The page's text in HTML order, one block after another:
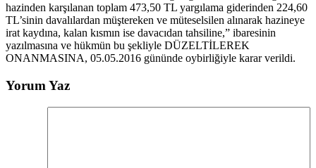
hazinden karşılanan toplam 473,50 TL yargılama giderinden 224,60
TL’sinin davalılardan müştereken ve müteselsilen alınarak hazineye
irat kaydına, kalan kısmın ise davacıdan tahsiline,” ibaresinin
yazılmasına ve hükmün bu şekliyle DÜZELTİLEREK
ONANMASINA, 05.05.2016 gününde oybirliğiyle karar verildi.
Yorum Yaz